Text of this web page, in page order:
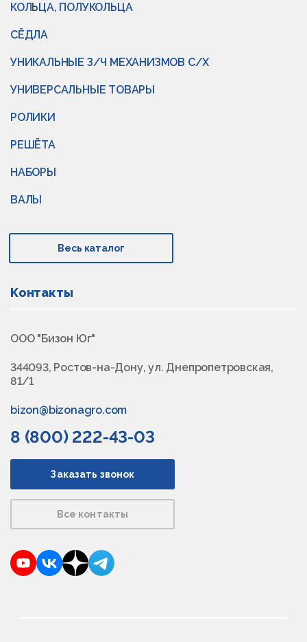
КОЛЬЦА, ПОЛУКОЛЬЦА
СЁДЛА
УНИКАЛЬНЫЕ З/Ч МЕХАНИЗМОВ С/Х
УНИВЕРСАЛЬНЫЕ ТОВАРЫ
РОЛИКИ
РЕШЁТА
НАБОРЫ
ВАЛЫ
Весь каталог
Контакты
ООО "Бизон Юг"
344093, Ростов-на-Дону, ул. Днепропетровская,
81/1
bizon@bizonagro.com
8 (800) 222-43-03
Заказать звонок
Все контакты
YouTubeVKontakte
DzenTelegram